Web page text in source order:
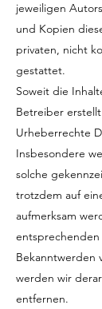
jeweiligen
und Kopien
privaten, nicht
gestattet.
Soweit die
Betreiber
Urheberrechte
Insbesondere
solche
trotzdem auf
aufmerksam
entsprechenden
Bekanntwerden
werden wir
entfernen.